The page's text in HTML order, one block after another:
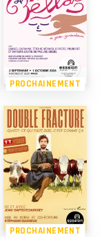
PROCHAINEMENT
PROCHAINEMENT